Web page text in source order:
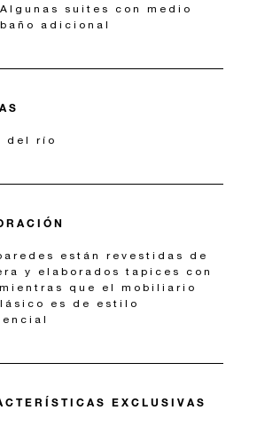
Algunas suites con medio
baño adicional
del río
están revestidas de
y elaborados tapices con
que el mobiliario
es de estilo
EXCLUSIVAS